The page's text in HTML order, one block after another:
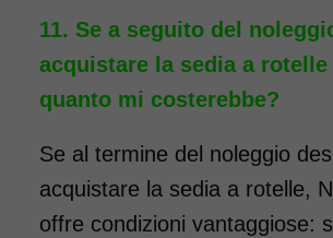
ribaltabile, schienale
pieghevole e pedane
Il noleggio minimo è di
giorni a 89 euro.
a domicilio in tutta
contattaci per maggiori
informazioni!
Se a seguito del
acquistare la sedia a rotelle
quanto mi costerebbe?
Se al termine del noleggio
acquistare la sedia a rotelle,
offre condizioni vantaggiose: